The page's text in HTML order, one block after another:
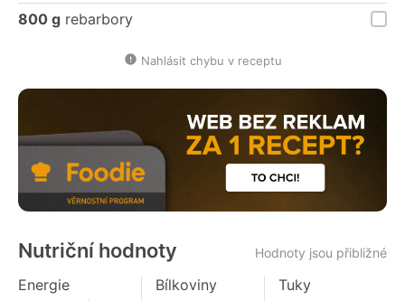
800 g rebarbory
Nahlásit chybu v receptu
Nutriční hodnoty Hodnoty jsou přibližné
Energie
Bílkoviny
Tuky